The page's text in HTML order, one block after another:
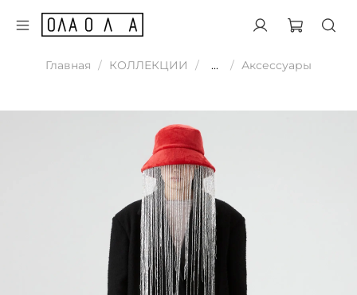
Главная КОЛЛЕКЦИИ ... Аксессуары